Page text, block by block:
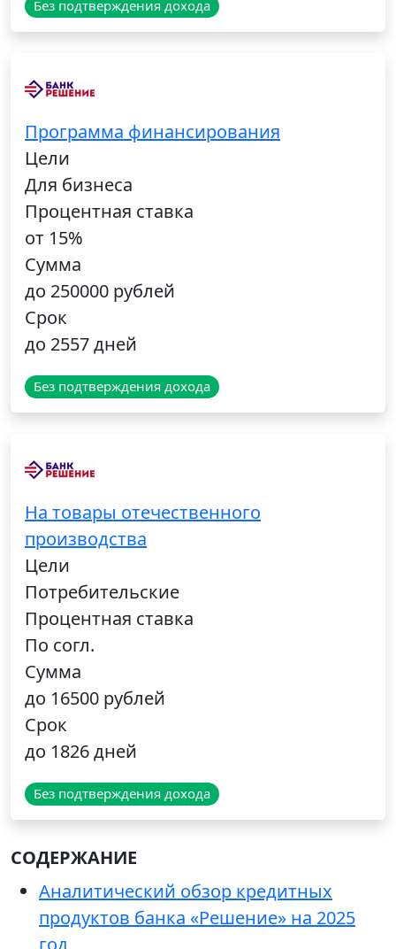
Без подтверждения дохода
Программа финансирования
Цели
Для бизнеса
Процентная ставка
от 15%
Сумма
до 250000 рублей
Срок
до 2557 дней
Без подтверждения дохода
На товары отечественного
производства
Цели
Потребительские
Процентная ставка
По согл.
Сумма
до 16500 рублей
Срок
до 1826 дней
Без подтверждения дохода
СОДЕРЖАНИЕ
Аналитический обзор кредитных
продуктов банка «Решение» на 2025